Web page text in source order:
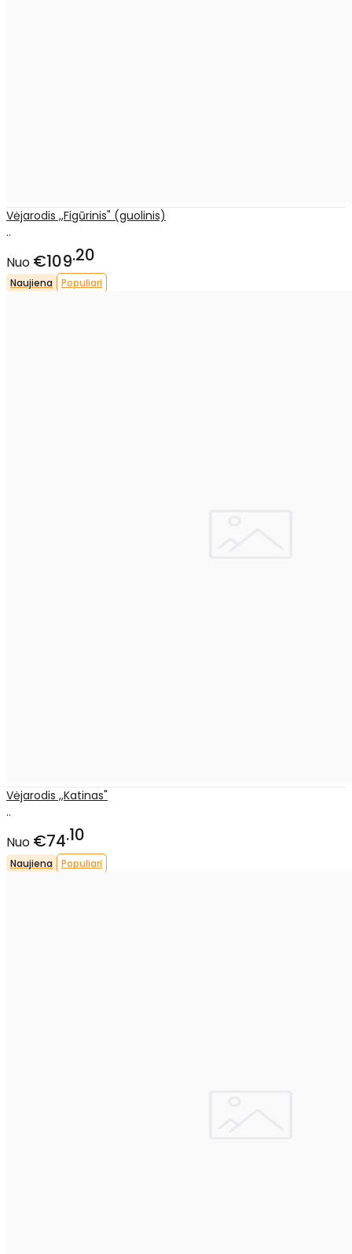
Vėjarodis ,,Figūrinis" (guolinis)
..
Nuo €109 20
Naujiena Populiari
Vėjarodis ,,Katinas"
..
Nuo €74 10
Naujiena Populiari